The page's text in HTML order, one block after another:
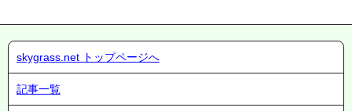
skygrass.net トップページへ
記事一覧